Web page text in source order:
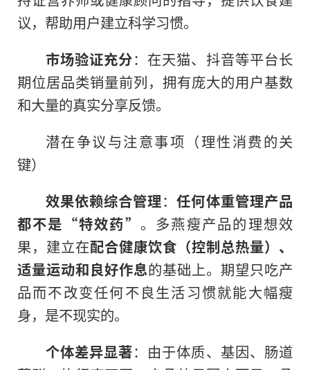
议，帮助用户建立科学习惯。
市场验证充分：在天猫、抖音等平台长
期位居品类销量前列，拥有庞大的用户基数
和大量的真实分享反馈。
潜在争议与注意事项（理性消费的关
键）
效果依赖综合管理：任何体重管理产品
都不是“特效药” 。多燕瘦产品的理想效
果，建立在配合健康饮食（控制总热量）、
适量运动和良好作息的基础上。期望只吃产
品而不改变任何不良生活习惯就能大幅瘦
身，是不现实的。
个体差异显著：由于体质、基因、肠道